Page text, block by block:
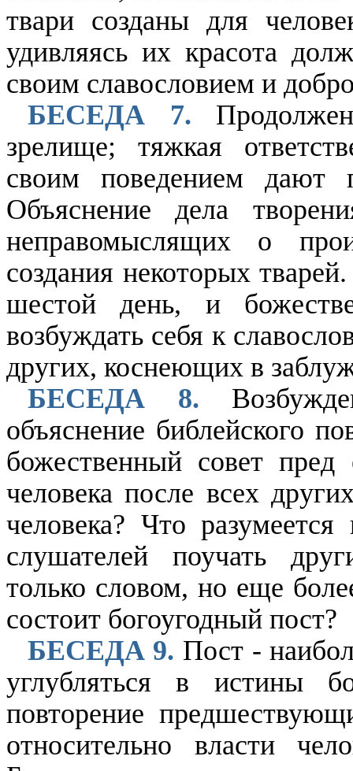
твари созданы для
удивляясь их красота
своим славословием и
БЕСЕДА 7.
зрелище; тяжкая
своим поведением дают
Объяснение дела
неправомыслящих о
создания некоторых
шестой день, и
возбуждать себя к
других, коснеющих в
БЕСЕДА 8.
объяснение библейского
божественный совет
человека после всех
человека? Что
слушателей поучать
только словом, но еще
состоит богоугодный пост?
БЕСЕДА 9. Пост -
углубляться в истины
повторение
относительно власти